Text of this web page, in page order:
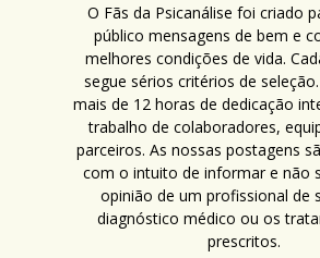
O Fãs da Psicanálise foi criado
público mensagens de bem e
melhores condições de vida.
segue sérios critérios de
mais de 12 horas de dedicação
trabalho de colaboradores,
parceiros. As nossas postagens
com o intuito de informar e não
opinião de um profissional de
diagnóstico médico ou os
prescritos.